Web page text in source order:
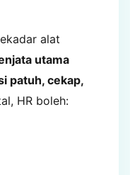
alat
utama
patuh, cekap,
HR boleh: